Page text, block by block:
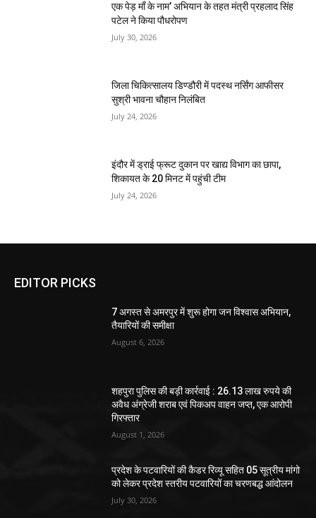
एक पेड़ माँ के नाम’ अभियान के तहत मंत्री प्रहलाद सिंह
पटेल ने किया पौधरोपण
July 30, 2026
जिला चिकित्सालय डिण्डौरी में पदस्थ नर्सिंग आफीसर
सुश्री भावना चौहान निलंबित
July 24, 2026
इंदौर में ड्राई फ्रूट दुकान पर खाद्य विभाग का छापा,
शिकायत के 20 मिनट में पहुंची टीम
July 24, 2026
EDITOR PICKS
7 अगस्त से अमरपुर में शुरू होगा जन विश्वास अभियान,
तैयारियों की समीक्षा
August 6, 2026
शहपुरा पुलिस की बड़ी कार्रवाई : 26.13 लाख रुपये की
अवैध अंग्रेजी शराब एवं पिकअप वाहन जप्त, एक आरोपी
गिरफ्तार
August 1, 2026
प्रदेश के पटवारियों की कैडर रिव्यू सहित 05 सूत्रीय मांगो
को लेकर प्रदेश स्तरीय पटवारियों का चरणबद्ध आंदोलन
July 30, 2026